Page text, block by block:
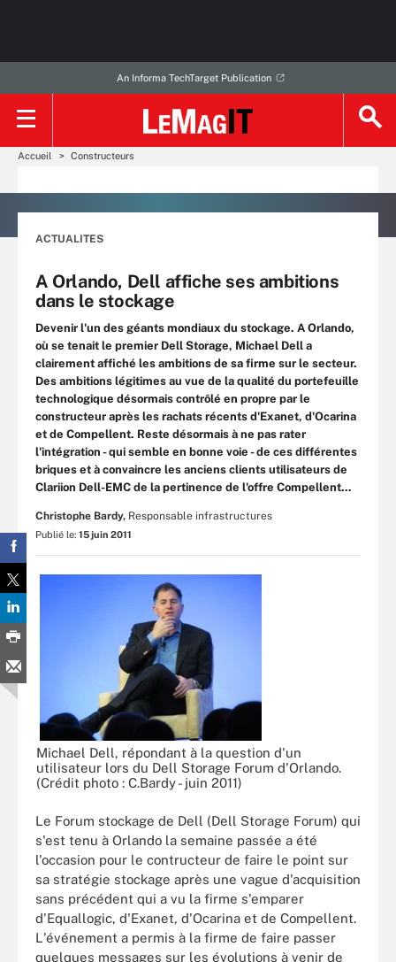
An Informa TechTarget Publication
Accueil Constructeurs
ACTUALITES
A Orlando, Dell affiche ses ambitions
dans le stockage
Devenir l'un des géants mondiaux du stockage. A Orlando,
où se tenait le premier Dell Storage, Michael Dell a
clairement affiché les ambitions de sa firme sur le secteur.
Des ambitions légitimes au vue de la qualité du portefeuille
technologique désormais contrôlé en propre par le
constructeur après les rachats récents d'Exanet, d'Ocarina
et de Compellent. Reste désormais à ne pas rater
l'intégration - qui semble en bonne voie - de ces différentes
briques et à convaincre les anciens clients utilisateurs de
Clariion Dell-EMC de la pertinence de l'offre Compellent...
Christophe Bardy, Responsable infrastructures
Publié le: 15 juin 2011
Michael Dell, répondant à la question d'un
utilisateur lors du Dell Storage Forum d'Orlando.
(Crédit photo : C.Bardy - juin 2011)
Le Forum stockage de Dell (Dell Storage Forum) qui
s'est tenu à Orlando la semaine passée a été
l'occasion pour le contructeur de faire le point sur
sa stratégie stockage après une vague d'acquisition
sans précédent qui a vu la firme s'emparer
d'Equallogic, d'Exanet, d'Ocarina et de Compellent.
L'événement a permis à la firme de faire passer
quelques messages sur les évolutions à venir de